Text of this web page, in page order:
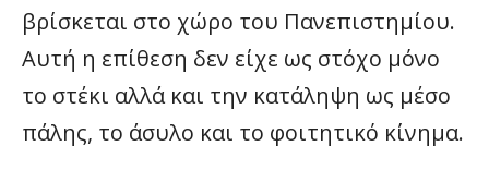
βρίσκεται στο χώρο του Πανεπιστημίου.
Αυτή η επίθεση δεν είχε ως στόχο μόνο
το στέκι αλλά και την κατάληψη ως μέσο
πάλης, το άσυλο και το φοιτητικό κίνημα.